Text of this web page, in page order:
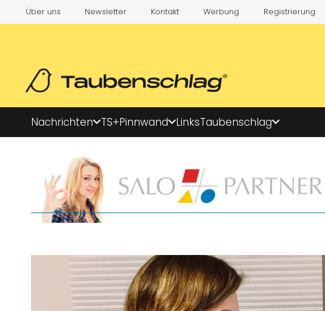
Über uns Newsletter Kontakt Werbung Registrierung
Nachrichten TS+Pinnwand LinksTaubenschlag